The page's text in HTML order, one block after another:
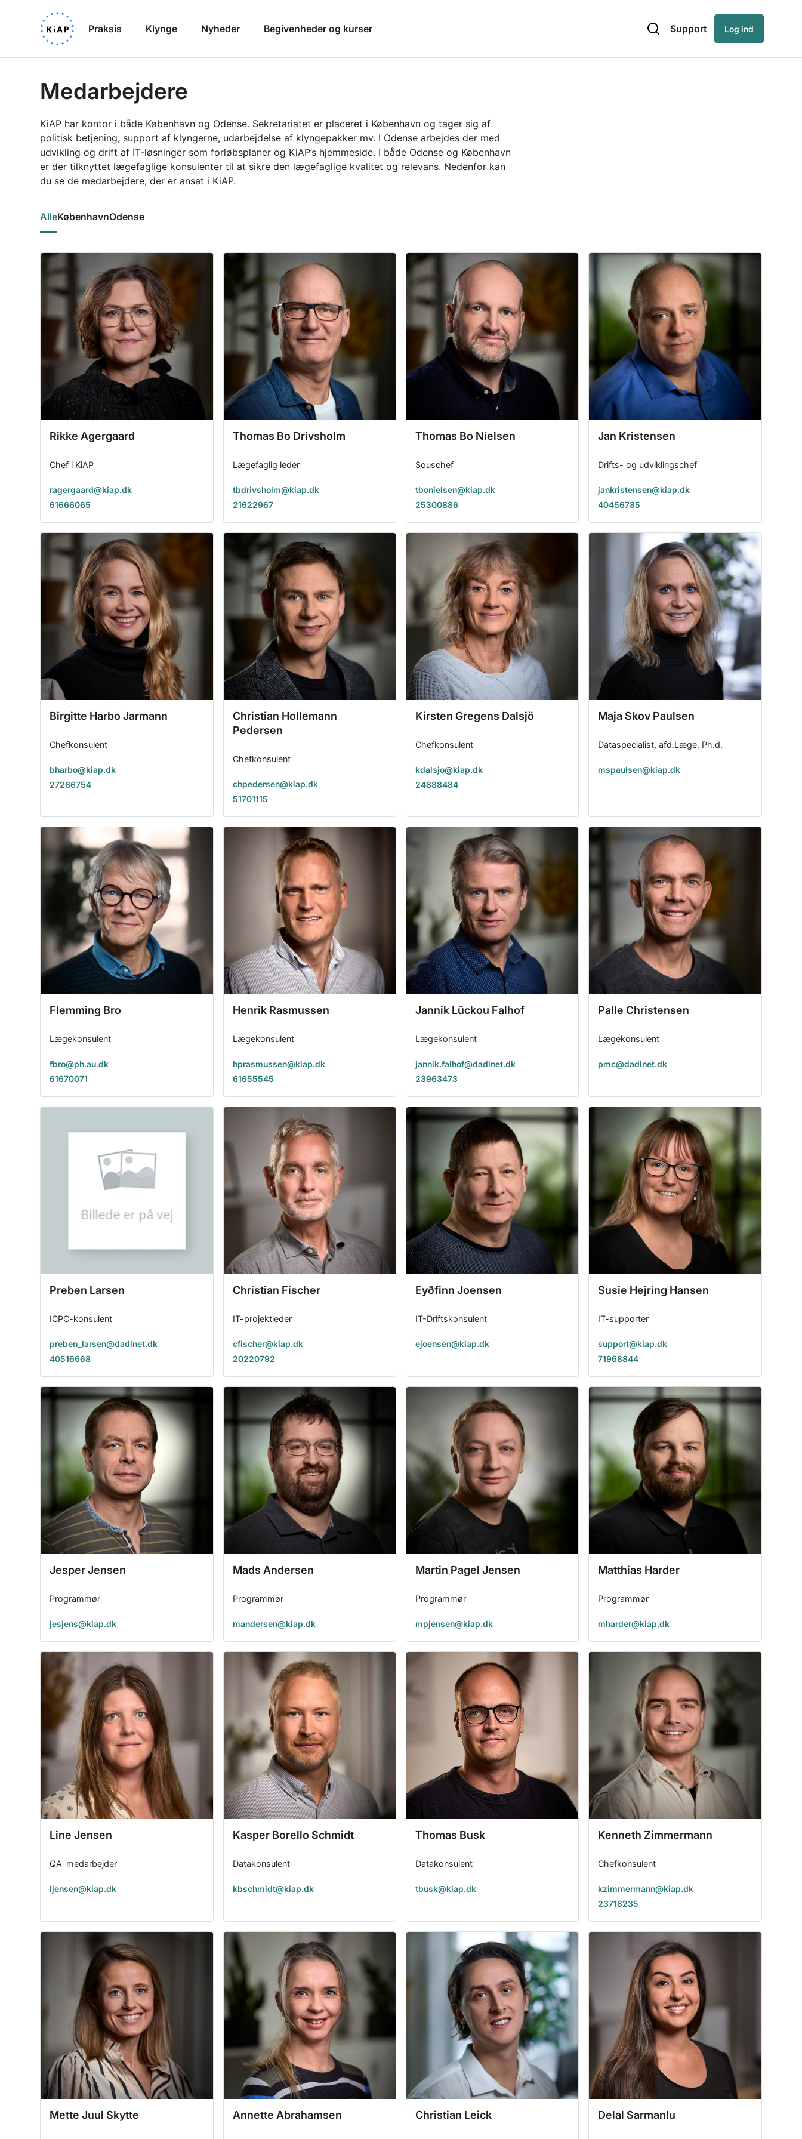
Praksis Klynge Nyheder Begivenheder og kurser Support Log ind
Medarbejdere
KiAP har kontor i både København og Odense. Sekretariatet er placeret i København og tager sig af
politisk betjening, support af klyngerne, udarbejdelse af klyngepakker mv. I Odense arbejdes der med
udvikling og drift af IT-løsninger som forløbsplaner og KiAP’s hjemmeside. I både Odense og København
er der tilknyttet lægefaglige konsulenter til at sikre den lægefaglige kvalitet og relevans. Nedenfor kan
du se de medarbejdere, der er ansat i KiAP.
AlleKøbenhavnOdense
Rikke Agergaard
Chef i KiAP
ragergaard@kiap.dk
61666065
Thomas Bo Drivsholm
Lægefaglig leder
tbdrivsholm@kiap.dk
21622967
Thomas Bo Nielsen
Souschef
tbonielsen@kiap.dk
25300886
Jan Kristensen
Drifts- og udviklingschef
jankristensen@kiap.dk
40456785
Birgitte Harbo Jarmann
Chefkonsulent
bharbo@kiap.dk
27266754
Christian Hollemann
Pedersen
Chefkonsulent
chpedersen@kiap.dk
51701115
Kirsten Gregens Dalsjö
Chefkonsulent
kdalsjo@kiap.dk
24888484
Maja Skov Paulsen
Dataspecialist, afd.Læge, Ph.d.
mspaulsen@kiap.dk
Flemming Bro
Lægekonsulent
fbro@ph.au.dk
61670071
Henrik Rasmussen
Lægekonsulent
hprasmussen@kiap.dk
61655545
Jannik Lückou Falhof
Lægekonsulent
jannik.falhof@dadlnet.dk
23963473
Palle Christensen
Lægekonsulent
pmc@dadlnet.dk
Preben Larsen
ICPC-konsulent
preben_larsen@dadlnet.dk
40516668
Christian Fischer
IT-projektleder
cfischer@kiap.dk
20220792
Eyðfinn Joensen
IT-Driftskonsulent
ejoensen@kiap.dk
Susie Hejring Hansen
IT-supporter
support@kiap.dk
71968844
Jesper Jensen
Programmør
jesjens@kiap.dk
Mads Andersen
Programmør
mandersen@kiap.dk
Martin Pagel Jensen
Programmør
mpjensen@kiap.dk
Matthias Harder
Programmør
mharder@kiap.dk
Line Jensen
QA-medarbejder
ljensen@kiap.dk
Kasper Borello Schmidt
Datakonsulent
kbschmidt@kiap.dk
Thomas Busk
Datakonsulent
tbusk@kiap.dk
Kenneth Zimmermann
Chefkonsulent
kzimmermann@kiap.dk
23718235
Mette Juul Skytte Annette Abrahamsen Christian Leick Delal Sarmanlu